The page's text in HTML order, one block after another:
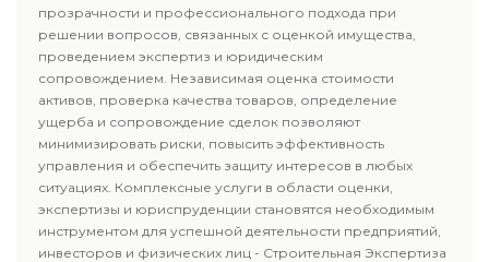
прозрачности и профессионального подхода при
решении вопросов, связанных с оценкой имущества,
проведением экспертиз и юридическим
сопровождением. Независимая оценка стоимости
активов, проверка качества товаров, определение
ущерба и сопровождение сделок позволяют
минимизировать риски, повысить эффективность
управления и обеспечить защиту интересов в любых
ситуациях. Комплексные услуги в области оценки,
экспертизы и юриспруденции становятся необходимым
инструментом для успешной деятельности предприятий,
инвесторов и физических лиц - Строительная Экспертиза